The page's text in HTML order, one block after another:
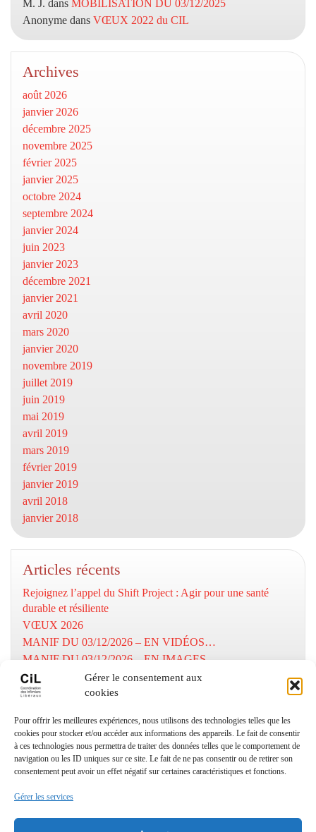
Gérer le consentement aux
cookies
Pour offrir les meilleures expériences, nous utilisons des technologies telles que les
cookies pour stocker et/ou accéder aux informations des appareils. Le fait de consentir
à ces technologies nous permettra de traiter des données telles que le comportement de
navigation ou les ID uniques sur ce site. Le fait de ne pas consentir ou de retirer son
consentement peut avoir un effet négatif sur certaines caractéristiques et fonctions.
Gérer les services
M. J. dans MOBILISATION DU 03/12/2025
Anonyme dans VŒUX 2022 du CIL
Archives
août 2026
janvier 2026
décembre 2025
novembre 2025
février 2025
janvier 2025
octobre 2024
septembre 2024
janvier 2024
juin 2023
janvier 2023
décembre 2021
janvier 2021
avril 2020
mars 2020
janvier 2020
novembre 2019
juillet 2019
juin 2019
mai 2019
avril 2019
mars 2019
février 2019
janvier 2019
avril 2018
janvier 2018
Articles récents
Rejoignez l’appel du Shift Project : Agir pour une santé
durable et résiliente
VŒUX 2026
MANIF DU 03/12/2026 – EN VIDÉOS…
MANIF DU 03/12/2026 – EN IMAGES…
MOBILISATION DU 03/12/2025
Numéros utiles
Coordination Infirmiers
Libéraux Cannes/Le Cannet